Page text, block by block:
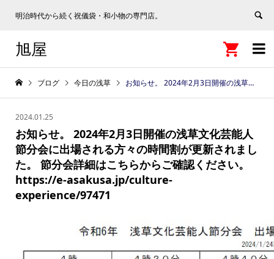
明治時代から続く祝儀袋・和小物の専門店。

旭屋 
ブログ 今日の浅草 お知らせ。 2024年2月3日開催の浅草文化芸能人節分会に出場される方々の時間割が更新されました。 節分会詳細はこちらからご確認ください。 https://e-asakusa.jp/culture-experience/97471
2024.01.25
お知らせ。 2024年2月3日開催の浅草文化芸能人
節分会に出場される方々の時間割が更新されまし
た。 節分会詳細はこちらからご確認ください。
https://e-asakusa.jp/culture-
experience/97471